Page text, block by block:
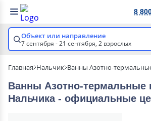
8
Объект или направление
7 сентября - 21 сентября, 2 взрослых
Главная Нальчик Ванны Азотно-
Ванны Азотно-термальные
Нальчика - официальные